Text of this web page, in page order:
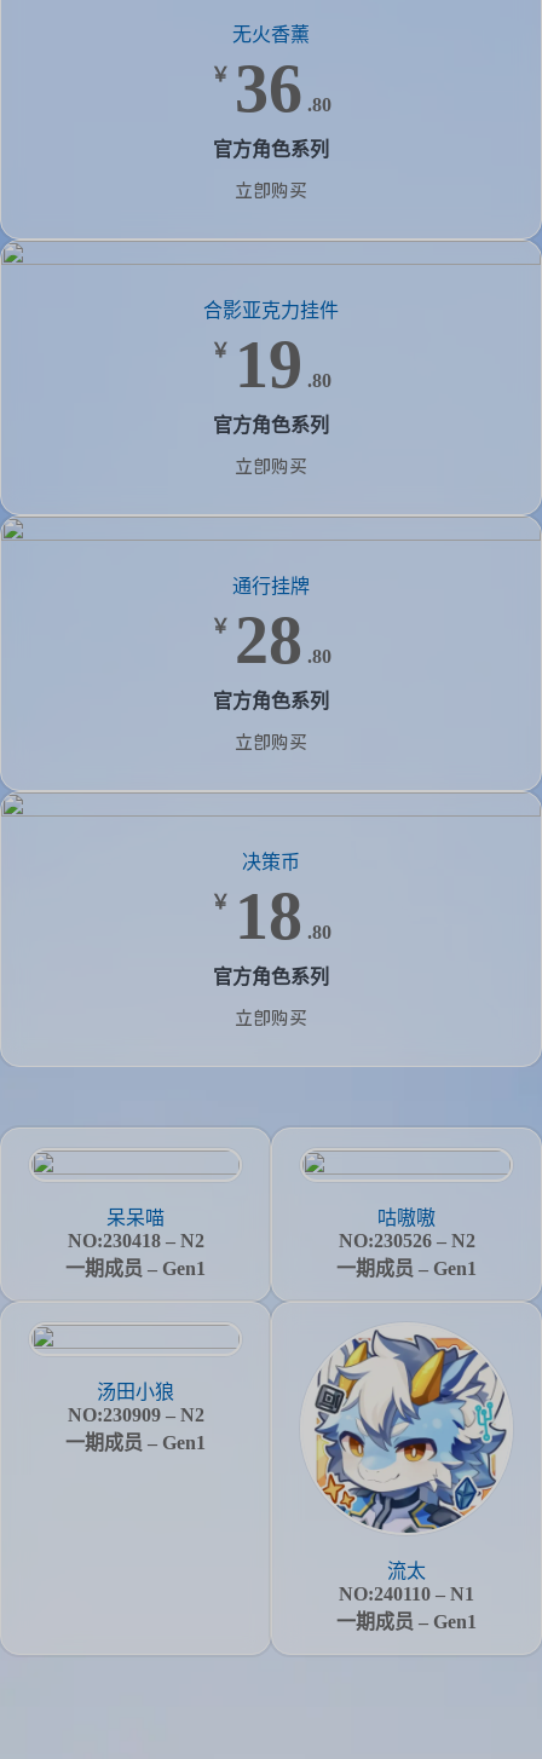
无火香薰
￥ 36 .80
官方角色系列
立即购买
合影亚克力挂件
￥ 19 .80
官方角色系列
立即购买
通行挂牌
￥ 28 .80
官方角色系列
立即购买
决策币
￥ 18 .80
官方角色系列
立即购买
呆呆喵
NO:230418 – N2
一期成员 – Gen1
咕嗷嗷
NO:230526 – N2
一期成员 – Gen1
汤田小狼
NO:230909 – N2
一期成员 – Gen1
流太
NO:240110 – N1
一期成员 – Gen1